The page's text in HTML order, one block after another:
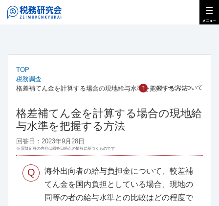
TOP
税務調査
格差補てん金を計算する場合の現地給与水準を把握する方法
？ このページについて
格差補てん金を計算する場合の現地給
与水準を把握する方法
回答日：2023年9月28日
※ 質疑応答の内容は回答日時点の情報に基づくものです
Q
海外出向者の給与負担金について、較差補
てん金を国内負担としている場合、現地の
同等の者の給与水準との比較はどの程度で